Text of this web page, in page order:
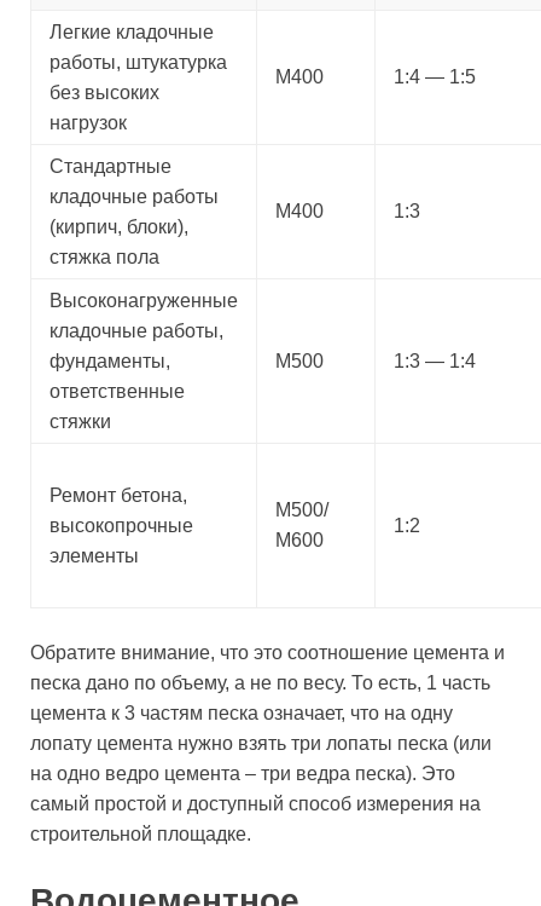
Легкие кладочные
работы, штукатурка
без высоких
нагрузок
М400 1:4 — 1:5
Стандартные
кладочные работы
(кирпич, блоки),
стяжка пола
М400 1:3
Высоконагруженные
кладочные работы,
фундаменты,
ответственные
стяжки
М500 1:3 — 1:4
Ремонт бетона,
высокопрочные
элементы
М500/
М600
1:2
Обратите внимание, что это соотношение цемента и
песка дано по объему, а не по весу. То есть, 1 часть
цемента к 3 частям песка означает, что на одну
лопату цемента нужно взять три лопаты песка (или
на одно ведро цемента – три ведра песка). Это
самый простой и доступный способ измерения на
строительной площадке.